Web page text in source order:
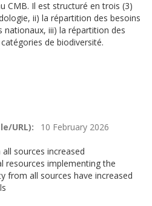
CMB. Il est structuré en trois (3)
ii) la répartition des besoins
iii) la répartition des
de biodiversité.
URL)
10 February 2026
sources increased
resources implementing the
from all sources have increased